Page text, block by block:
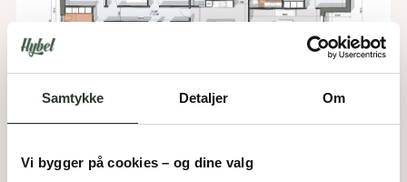
Samtykke Detaljer Om
Vi bygger på cookies – og dine valg
F 210-A